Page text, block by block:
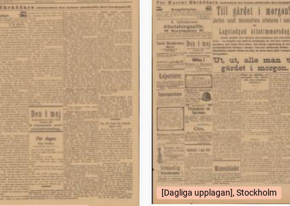
[Dagliga upplagan], Stockholm